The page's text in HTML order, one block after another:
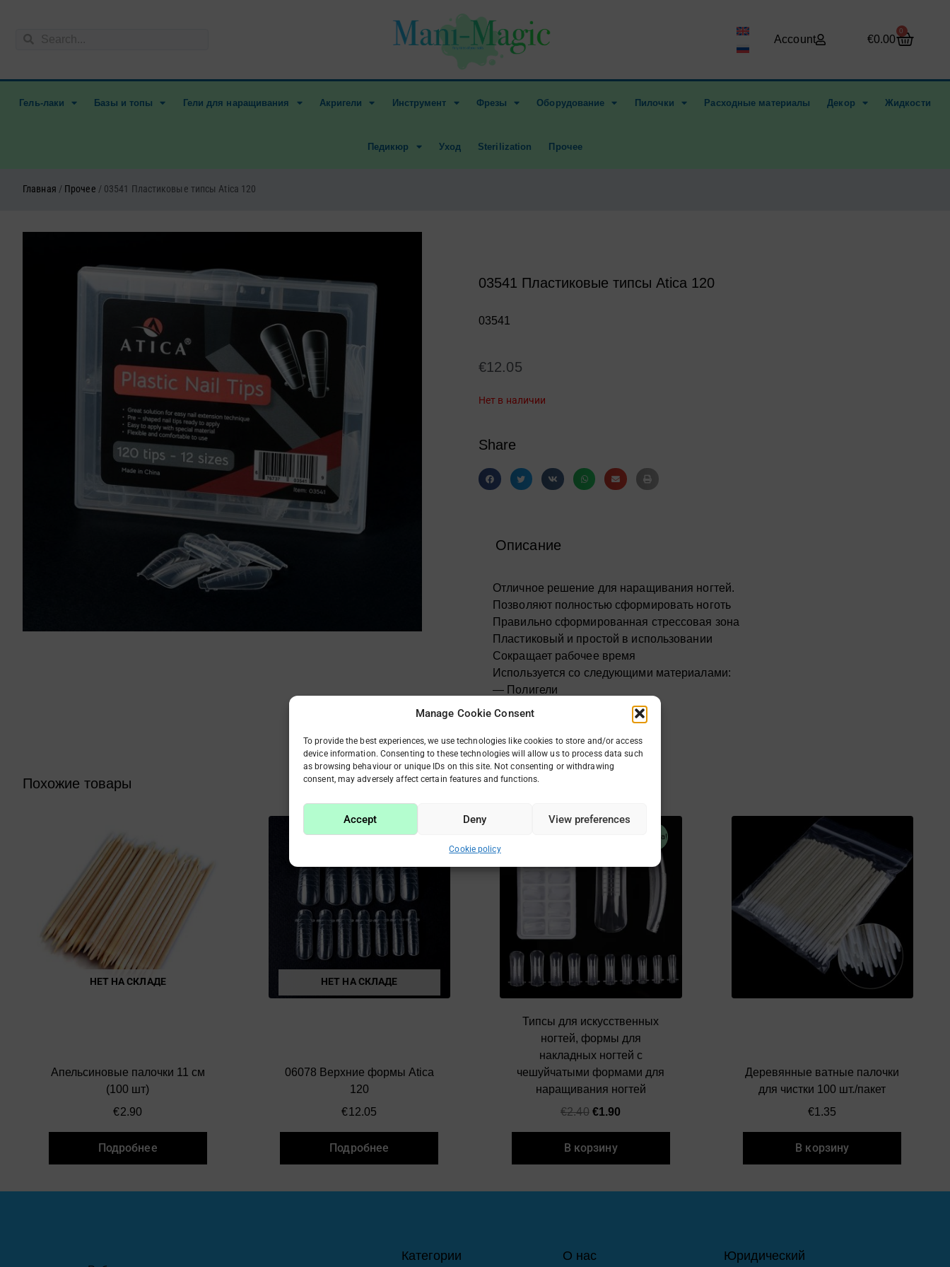
Manage Cookie Consent
To provide the best experiences, we use technologies like cookies to store and/or access
device information. Consenting to these technologies will allow us to process data such
as browsing behaviour or unique IDs on this site. Not consenting or withdrawing
consent, may adversely affect certain features and functions.
Accept Deny View preferences
Cookie policy
содержимому
ПоискПоиск Account €0.00
0
Гель-лаки Базы и топы Гели для наращивания Акригели Инструмент Фрезы Оборудование Пилочки Расходные материалы Декор Жидкости
Педикюр Уход Sterilization Прочее
Главная / Прочее / 03541 Пластиковые типсы Atica 120
03541 Пластиковые типсы Atica 120
03541
€12.05
Нет в наличии
Share
Описание
Отличное решение для наращивания ногтей.
Позволяют полностью сформировать ноготь
Правильно сформированная стрессовая зона
Пластиковый и простой в использовании
Сокращает рабочее время
Используется со следующими материалами:
— Полигели
— Моделирующие гели
В наборе 120 форм и 12 размеров.
Способ применения:
Нанесите базовый гель на подготовленный ноготь.
углом, следуя желаемой архитектуре.
Полимеризуйте в лампе в соответствии с требованиями материала.
Снимите форму, закончив моделирование.
Похожие товары
НЕТ НА СКЛАДЕ
Апельсиновые палочки 11 см
(100 шт)
€2.90
Подробнее
НЕТ НА СКЛАДЕ
06078 Верхние формы Atica
120
€12.05
Подробнее
Распродажа!
Типсы для искусственных
ногтей, формы для
накладных ногтей с
чешуйчатыми формами для
наращивания ногтей
€2.40
цена
€1.90
цена:
В корзину
Деревянные ватные палочки
для чистки 100 шт./пакет
€1.35
В корзину
Категории О нас Юридический